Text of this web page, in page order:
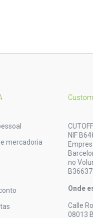
mercadoria
NIF
no
Onde
Calle
08013